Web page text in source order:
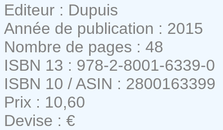
Editeur : Dupuis
Année de publication : 2015
Nombre de pages : 48
ISBN 13 : 978-2-8001-6339-0
ISBN 10 / ASIN : 2800163399
Prix : 10,60
Devise : €